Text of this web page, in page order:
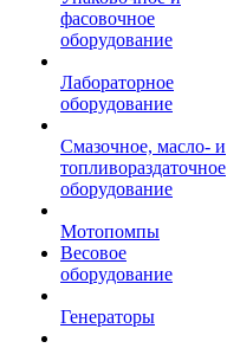
фасовочное
оборудование
Лабораторное
оборудование
Смазочное, масло- и
топливораздаточное
оборудование
Мотопомпы
Весовое
оборудование
Генераторы